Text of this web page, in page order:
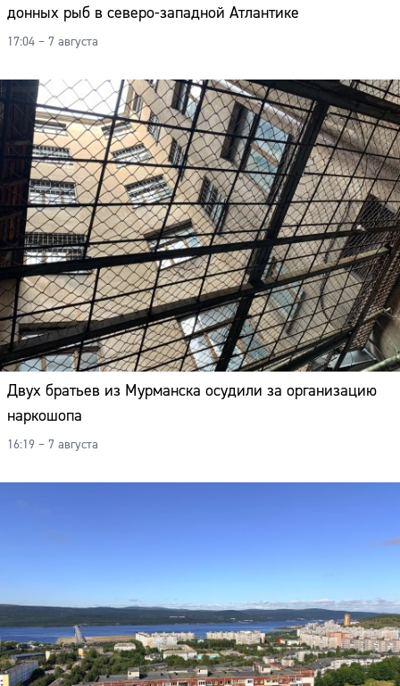
донных рыб в северо-западной Атлантике
17:04 – 7 августа
Двух братьев из Мурманска осудили за организацию
наркошопа
16:19 – 7 августа